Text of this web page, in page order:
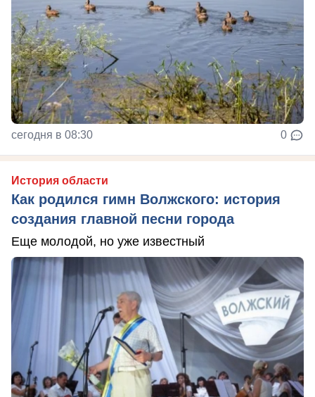
сегодня в 08:30 0
История области
Как родился гимн Волжского: история
создания главной песни города
Еще молодой, но уже известный